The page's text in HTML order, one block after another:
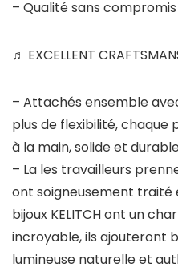
– Qualité sans compromis
♬ EXCELLENT
– Attachés ensemble
plus de flexibilité, chaque
à la main, solide et
– La les travailleurs
ont soigneusement traité
bijoux KELITCH ont un
incroyable, ils ajouteront
lumineuse naturelle et